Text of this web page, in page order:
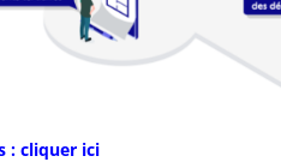
: cliquer ici